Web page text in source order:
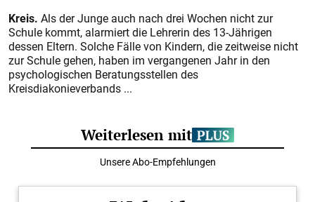
Kreis. Als der Junge auch nach drei Wochen nicht zur
Schule kommt, alarmiert die Lehrerin des 13-Jährigen
dessen Eltern. Solche Fälle von Kindern, die zeitweise nicht
zur Schule gehen, haben im vergangenen Jahr in den
psychologischen Beratungsstellen des
Kreisdiakonieverbands ...